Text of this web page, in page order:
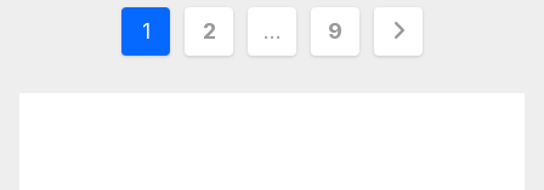
Paginación
1 2 … 9